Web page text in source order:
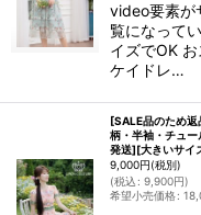
video要素が
覧になって
イズでOK
ケイドレ…
[SALE品のため
柄・半袖・チュ
発送][大きいサイ
9,000円(税別)
(税込: 9,900円)
希望小売価格: